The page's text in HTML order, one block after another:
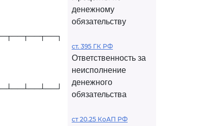
денежному
обязательству
ст. 395 ГК РФ
Ответственность за
неисполнение
денежного
обязательства
ст 20.25 КоАП РФ